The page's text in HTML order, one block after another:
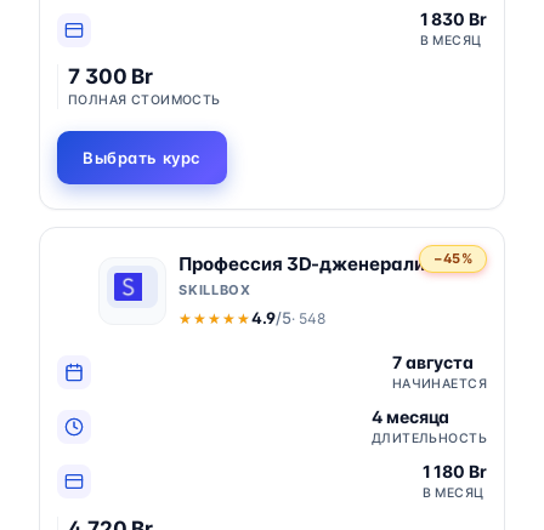
1 830 Br
В МЕСЯЦ
7 300 Br
ПОЛНАЯ СТОИМОСТЬ
Выбрать курс
−45%
Профессия 3D-дженералист
SKILLBOX
★★★★★
★★★★★4.9/5· 548
7 августа
НАЧИНАЕТСЯ
4 месяца
ДЛИТЕЛЬНОСТЬ
1 180 Br
В МЕСЯЦ